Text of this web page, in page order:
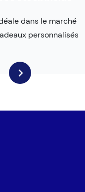
dans le marché
personnalisés